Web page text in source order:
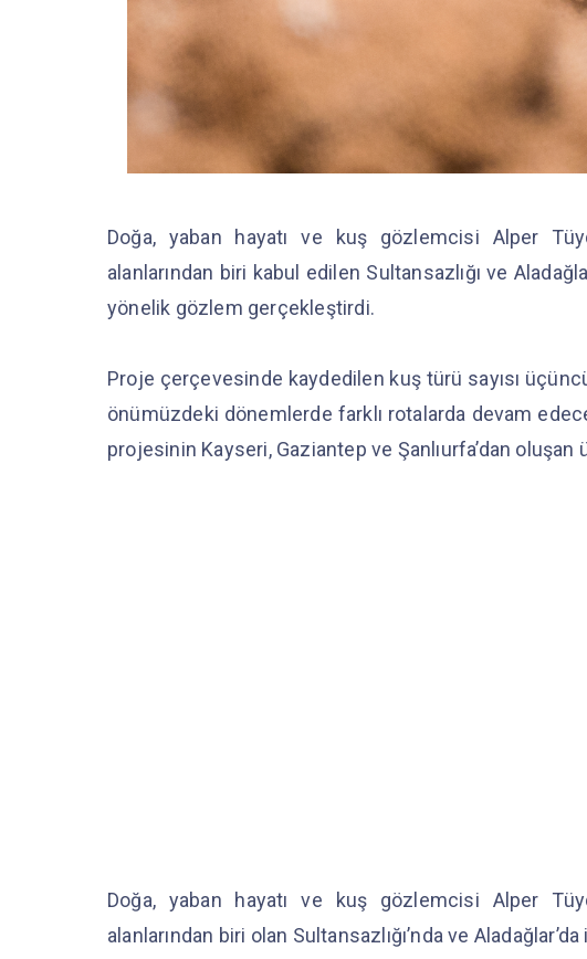
Doğa, yaban hayatı ve kuş gözlemcisi Alper
alanlarından biri kabul edilen Sultansazlığı ve
yönelik gözlem gerçekleştirdi.
Proje çerçevesinde kaydedilen kuş türü sayısı
önümüzdeki dönemlerde farklı rotalarda devam
projesinin Kayseri, Gaziantep ve Şanlıurfa’dan oluşan
Doğa, yaban hayatı ve kuş gözlemcisi Alper
alanlarından biri olan Sultansazlığı’nda ve